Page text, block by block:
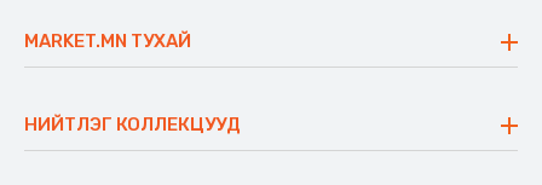
MARKET.MN ТУХАЙ
Үнэт зүйлс
Ажлын байр
НИЙТЛЭГ КОЛЛЕКЦУУД